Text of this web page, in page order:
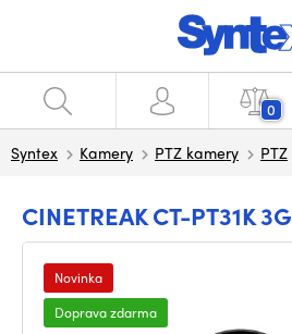
0
Syntex Kamery PTZ kamery PTZ
CINETREAK CT-PT31K 3G
Novinka
Doprava zdarma